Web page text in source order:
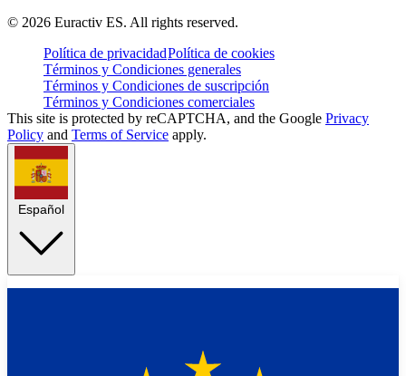
© 2026 Euractiv ES. All rights reserved.
Política de privacidadPolítica de cookies
Términos y Condiciones generales
Términos y Condiciones de suscripción
Términos y Condiciones comerciales
This site is protected by reCAPTCHA, and the Google Privacy
Policy and Terms of Service apply.
Español